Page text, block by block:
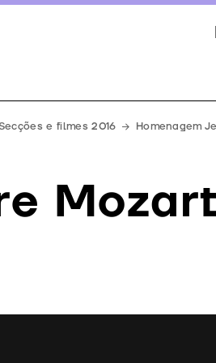
e filmes 2016
Homenagem
Mozart